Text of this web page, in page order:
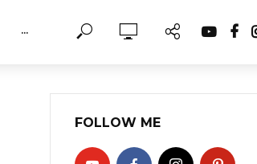
···
FOLLOW ME